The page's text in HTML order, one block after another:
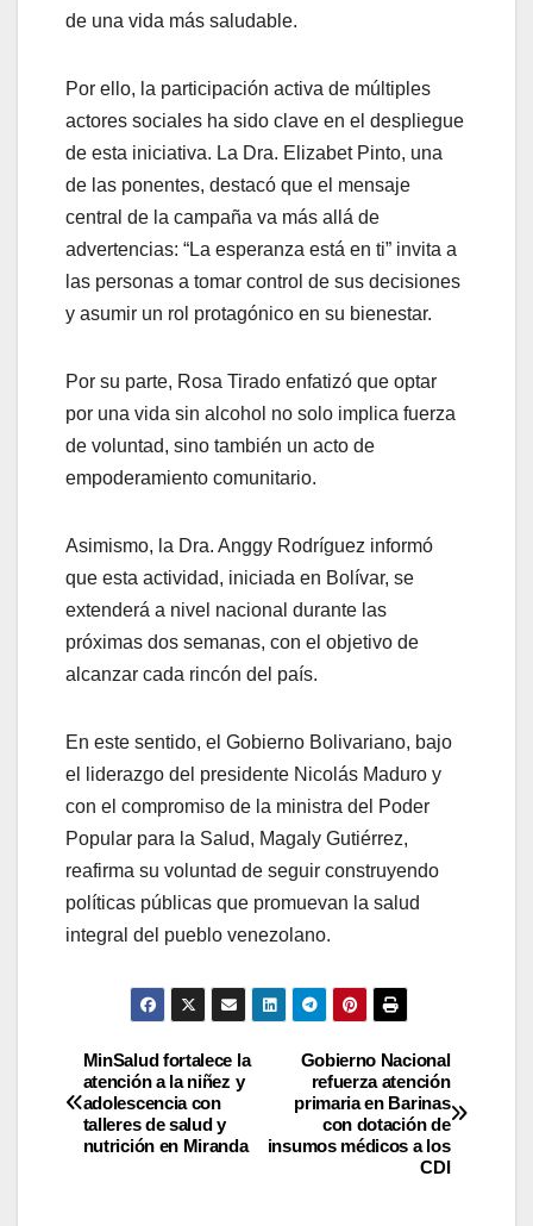
de una vida más saludable.
Por ello, la participación activa de múltiples
actores sociales ha sido clave en el despliegue
de esta iniciativa. La Dra. Elizabet Pinto, una
de las ponentes, destacó que el mensaje
central de la campaña va más allá de
advertencias: “La esperanza está en ti” invita a
las personas a tomar control de sus decisiones
y asumir un rol protagónico en su bienestar.
Por su parte, Rosa Tirado enfatizó que optar
por una vida sin alcohol no solo implica fuerza
de voluntad, sino también un acto de
empoderamiento comunitario.
Asimismo, la Dra. Anggy Rodríguez informó
que esta actividad, iniciada en Bolívar, se
extenderá a nivel nacional durante las
próximas dos semanas, con el objetivo de
alcanzar cada rincón del país.
En este sentido, el Gobierno Bolivariano, bajo
el liderazgo del presidente Nicolás Maduro y
con el compromiso de la ministra del Poder
Popular para la Salud, Magaly Gutiérrez,
reafirma su voluntad de seguir construyendo
políticas públicas que promuevan la salud
integral del pueblo venezolano.
Gobierno Nacional
refuerza atención
primaria en Barinas
con dotación de
insumos médicos a los
CDI
MinSalud fortalece la
atención a la niñez y
adolescencia con
talleres de salud y
nutrición en Miranda